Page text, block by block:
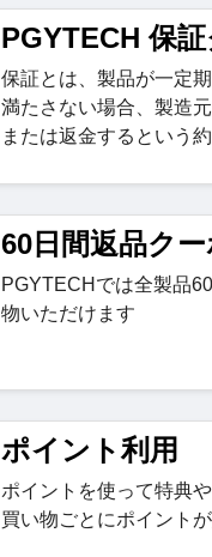
PGYTECH 保
保証とは、製品が一定
満たさない場合、製造
または返金するという約
60日間返品ク
PGYTECHでは全製品
物いただけます
ポイント利用
ポイントを使って特典
買い物ごとにポイントが